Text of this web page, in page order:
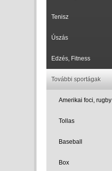
Tenisz
Úszás
Edzés, Fitness
További sportágak
Amerikai foci, rugby
Tollas
Baseball
Box